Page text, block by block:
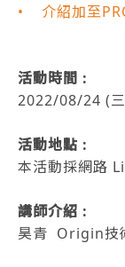
• 介紹加至
活動時間 :
2022/08/24 (
活動地點 :
本活動採網路
講師介紹 :
昊青 Origin技